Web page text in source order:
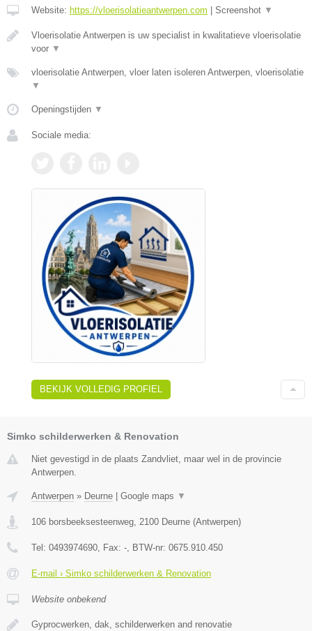
Website: https://vloerisolatieantwerpen.com Screenshot ▼
Vloerisolatie Antwerpen is uw specialist in kwalitatieve vloerisolatie
voor ▼
vloerisolatie Antwerpen, vloer laten isoleren Antwerpen, vloerisolatie
▼
Openingstijden ▼
Sociale media:
BEKIJK VOLLEDIG PROFIEL
Simko schilderwerken & Renovation
Niet gevestigd in de plaats Zandvliet, maar wel in de provincie
Antwerpen.
Antwerpen » Deurne Google maps ▼
106 borsbeeksesteenweg, 2100 Deurne (Antwerpen)
Tel: 0493974690, Fax: -, BTW-nr: 0675.910.450
E-mail › Simko schilderwerken & Renovation
Website onbekend
Gyprocwerken, dak, schilderwerken and renovatie